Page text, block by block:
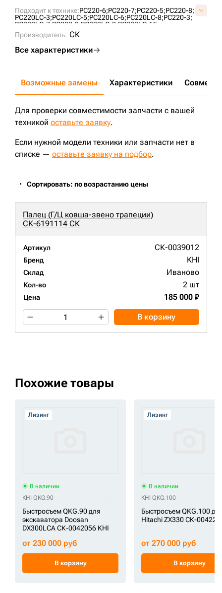
Подходит к технике:PC220-6;PC220-7;PC220-5;PC220-8;
PC220LC-3;PC220LC-5;PC220LC-6;PC220LC-8;PC220-3;
PC220LC-7;PC220-2;PC220LC-2;PC220LC-6E;
PC220-8M0;
SE220;ZE245E;
Производитель: СК
Все характеристики
Возможные замены Характеристики
Для проверки совместимости запчасти с вашей
техникой оставьте заявку.
Если нужной модели техники или запчасти нет в
списке — оставьте заявку на подбор.
Сортировать: по возрастанию цены
Палец (Г/Ц ковша-звено трапеции)
СК-6191114 СК
Артикул СК-0039012
Бренд KHI
Склад Иваново
Кол-во 2 шт
Цена 185 000 ₽
В корзину
Похожие товары
Лизинг
В наличии
KHI QKG.90
Быстросъем QKG.90 для
экскаватора Doosan
DX300LCA СК-0042056 KHI
от 230 000 руб
В корзину
Лизинг
В наличии
KHI QKG.100
Быстросъем QKG.100
Hitachi ZX330 СК-
от 270 000 руб
В корзину